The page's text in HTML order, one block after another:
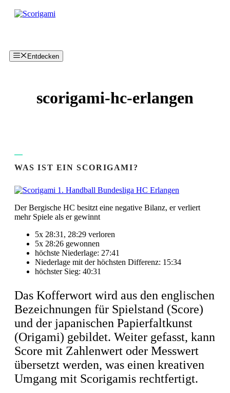
Zum
Inhalt
Entdecken
scorigami-hc-erlangen
WAS IST EIN SCORIGAMI?
Der Bergische HC besitzt eine negative Bilanz, er verliert
mehr Spiele als er gewinnt
5x 28:31, 28:29 verloren
5x 28:26 gewonnen
höchste Niederlage: 27:41
Niederlage mit der höchsten Differenz: 15:34
höchster Sieg: 40:31
Das Kofferwort wird aus den englischen
Bezeichnungen für Spielstand (Score)
und der japanischen Papierfaltkunst
(Origami) gebildet. Weiter gefasst, kann
Score mit Zahlenwert oder Messwert
übersetzt werden, was einen kreativen
Umgang mit Scorigamis rechtfertigt.